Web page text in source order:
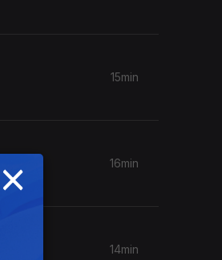
15min
16min
14min
×